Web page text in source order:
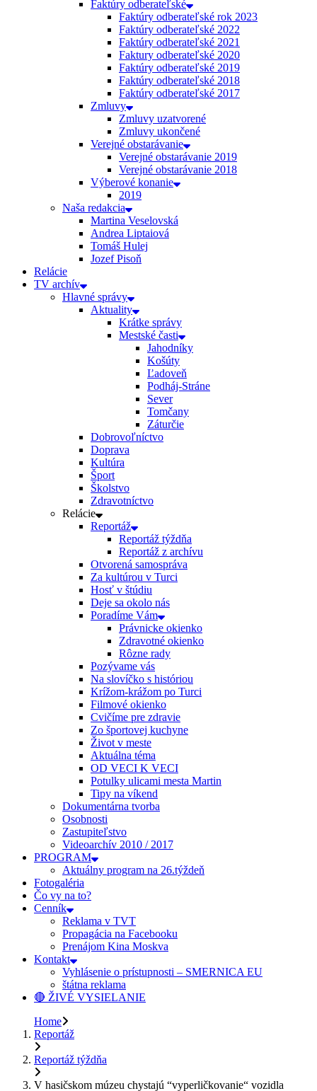
Faktúry odberateľské
Faktúry odberateľské rok 2023
Faktúry odberateľské 2022
Faktúry odberateľské 2021
Faktury odberateľské 2020
Faktúry odberateľské 2019
Faktúry odberateľské 2018
Faktúry odberateľské 2017
Zmluvy
Zmluvy uzatvorené
Zmluvy ukončené
Verejné obstarávanie
Verejné obstarávanie 2019
Verejné obstarávanie 2018
Výberové konanie
2019
Naša redakcia
Martina Veselovská
Andrea Liptaiová
Tomáš Hulej
Jozef Pisoň
Relácie
TV archív
Hlavné správy
Aktuality
Krátke správy
Mestské časti
Jahodníky
Košúty
Ľadoveň
Podháj-Stráne
Sever
Tomčany
Záturčie
Dobrovoľníctvo
Doprava
Kultúra
Šport
Školstvo
Zdravotníctvo
Relácie
Reportáž
Reportáž týždňa
Reportáž z archívu
Otvorená samospráva
Za kultúrou v Turci
Hosť v štúdiu
Deje sa okolo nás
Poradíme Vám
Právnicke okienko
Zdravotné okienko
Rôzne rady
Pozývame vás
Na slovíčko s históriou
Krížom-krážom po Turci
Filmové okienko
Cvičíme pre zdravie
Zo športovej kuchyne
Život v meste
Aktuálna téma
OD VECI K VECI
Potulky ulicami mesta Martin
Tipy na víkend
Dokumentárna tvorba
Osobnosti
Zastupiteľstvo
Videoarchív 2010 / 2017
PROGRAM
Aktuálny program na 26.týždeň
Fotogaléria
Čo vy na to?
Cenník
Reklama v TVT
Propagácia na Facebooku
Prenájom Kina Moskva
Kontakt
Vyhlásenie o prístupnosti – SMERNICA EU
štátna reklama
🔴 ŽIVÉ VYSIELANIE
Home
Reportáž
Reportáž týždňa
V hasičskom múzeu chystajú “vyperličkovanie“ vozidla